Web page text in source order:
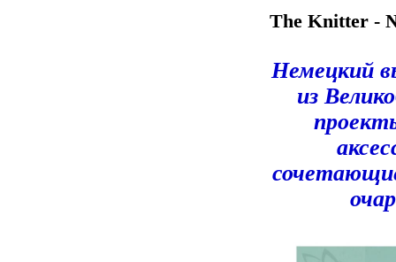
The Knitter -
Немецкий
из